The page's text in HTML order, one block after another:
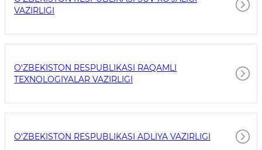
VAZIRLIGI
O‘ZBEKISTON RESPUBLIKASI RAQAMLI
TEXNOLOGIYALAR VAZIRLIGI
O‘ZBEKISTON RESPUBLIKASI ADLIYA VAZIRLIGI